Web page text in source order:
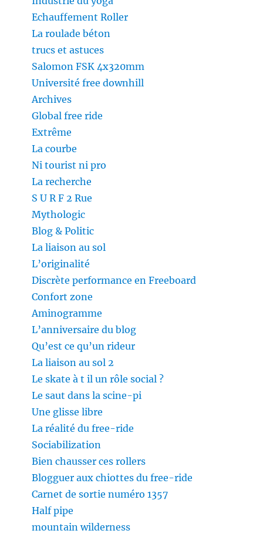
Echauffement Roller
La roulade béton
trucs et astuces
Salomon FSK 4x320mm
Université free downhill
Archives
Global free ride
Extrême
La courbe
Ni tourist ni pro
La recherche
S U R F 2 Rue
Mythologic
Blog & Politic
La liaison au sol
L’originalité
Discrète performance en Freeboard
Confort zone
Aminogramme
L’anniversaire du blog
Qu’est ce qu’un rideur
La liaison au sol 2
Le skate à t il un rôle social ?
Le saut dans la scine-pi
Une glisse libre
La réalité du free-ride
Sociabilization
Bien chausser ces rollers
Blogguer aux chiottes du free-ride
Carnet de sortie numéro 1357
Half pipe
mountain wilderness